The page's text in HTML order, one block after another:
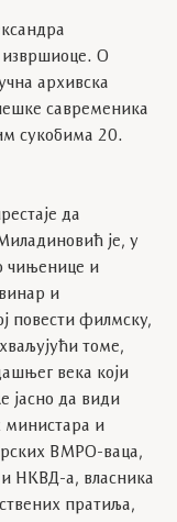
извршиоце. О
архивска
савременика
сукобима 20.
да
је, у
чињенице и
и
повести филмску,
томе,
века који
јасно да види
министара и
ВМРО-ваца,
НКВД-а, власника
пратиља,